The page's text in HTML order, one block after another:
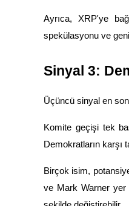
Ayrıca, XRP'ye
spekülasyonu ve
Sinyal 3:
Üçüncü sinyal en
Komite geçişi tek
Demokratların karşı
Birçok isim,
ve Mark Warner yer